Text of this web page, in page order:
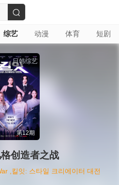
综艺 动漫 体育 短剧
搜
索
日韩综艺
第12期
创造者之战
,킬잇: 스타일 크리에이터 대전